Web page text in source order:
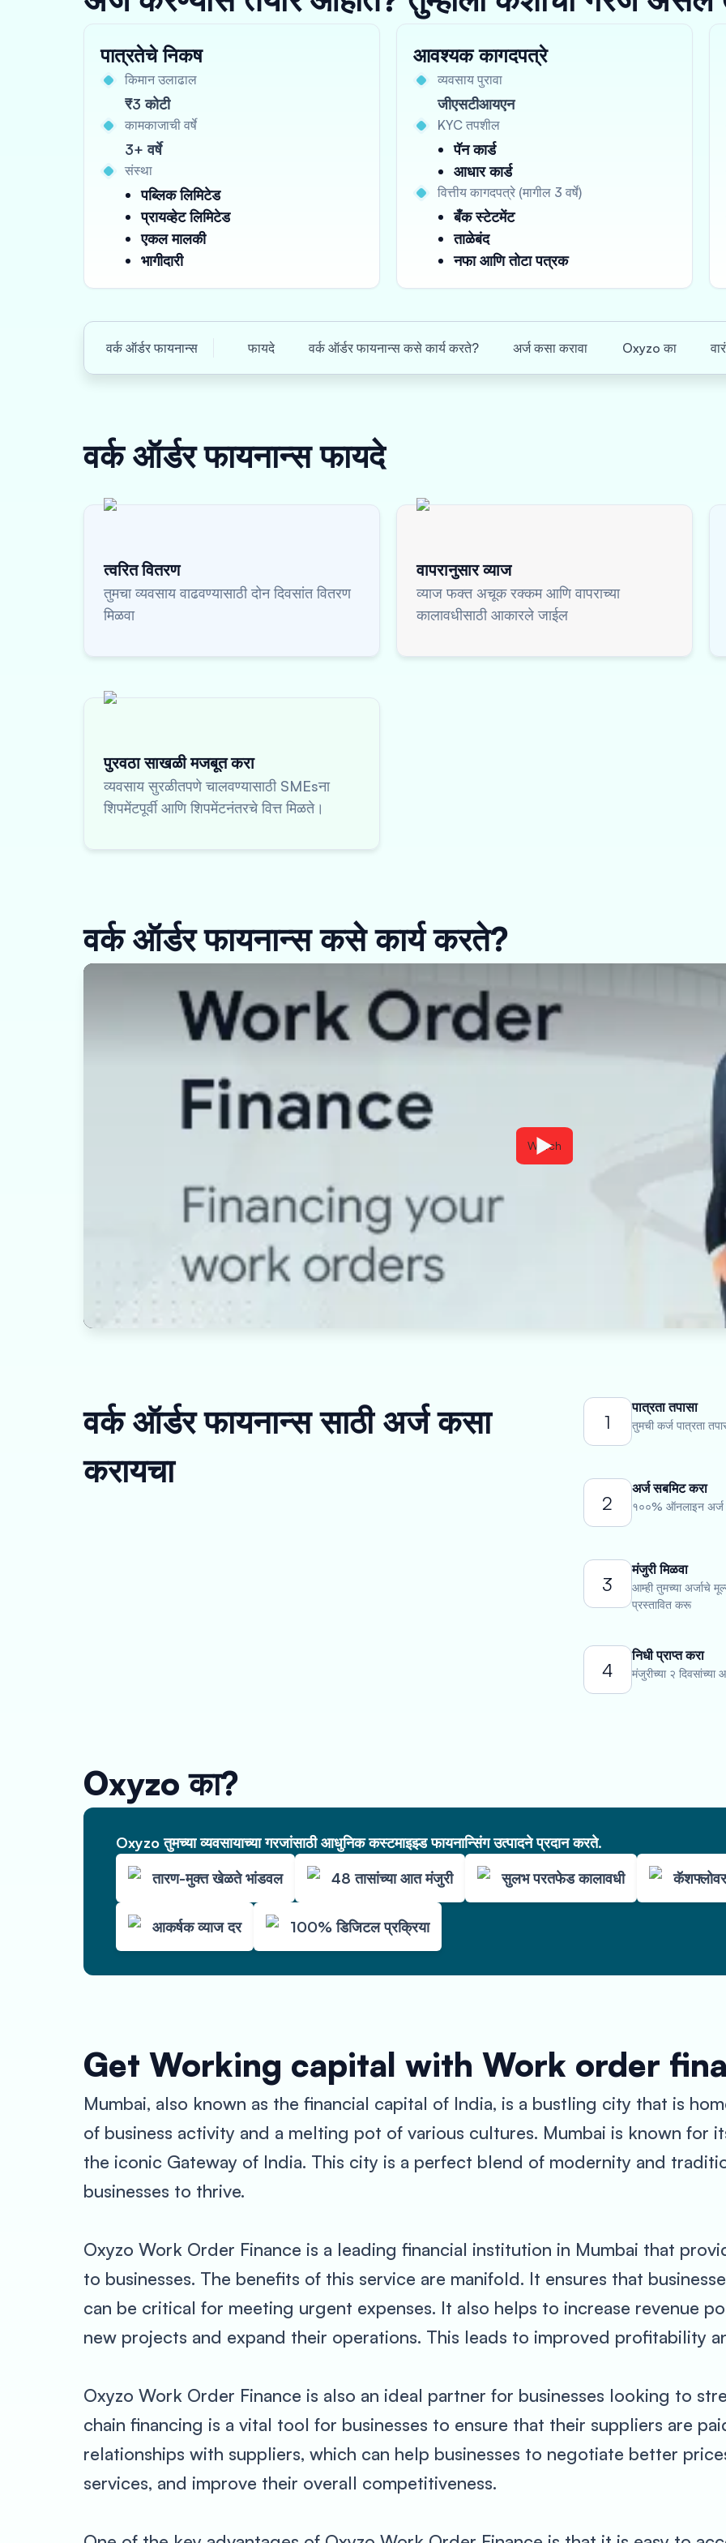
पात्रतेचे निकष
किमान उलाढाल
₹3 कोटी
कामकाजाची वर्षे
3+ वर्षे
संस्था
पब्लिक लिमिटेड
प्रायव्हेट लिमिटेड
एकल मालकी
भागीदारी
आवश्यक कागदपत्रे
व्यवसाय पुरावा
जीएसटीआयएन
KYC तपशील
पॅन कार्ड
आधार कार्ड
वित्तीय कागदपत्रे (मागील 3 वर्षे)
बँक स्टेटमेंट
ताळेबंद
नफा आणि तोटा पत्रक
वर्क ऑर्डर फायनान्स फायदे वर्क ऑर्डर फायनान्स कसे कार्य करते? अर्ज कसा करावा Oxyzo का
वर्क ऑर्डर फायनान्सफायदे
त्वरित वितरण
तुमचा व्यवसाय वाढवण्यासाठी दोन दिवसांत वितरण
मिळवा
वापरानुसार व्याज
व्याज फक्त अचूक रक्कम आणि वापराच्या
कालावधीसाठी आकारले जाईल
पुरवठा साखळी मजबूत करा
व्यवसाय सुरळीतपणे चालवण्यासाठी SMEsना
शिपमेंटपूर्वी आणि शिपमेंटनंतरचे वित्त मिळते।
वर्क ऑर्डर फायनान्स कसे कार्य करते?
Watch
वर्क ऑर्डर फायनान्स साठी अर्ज कसा
करायचा
1
पात्रता तपासा
तुमची कर्ज पात्रता
2
अर्ज सबमिट करा
१००% ऑनलाइन अर्ज
3
मंजुरी मिळवा
आम्ही तुमच्या अर्जाचे
प्रस्तावित करू
4
निधी प्राप्त करा
मंजुरीच्या २ दिवसांच्या
Oxyzo का?
Oxyzo तुमच्या व्यवसायाच्या गरजांसाठी आधुनिक कस्टमाइझ्ड फायनान्सिंग उत्पादने प्रदान करते.
तारण-मुक्त खेळते भांडवल
48 तासांच्या आत मंजुरी सुलभ परतफेड कालावधी
आकर्षक व्याज दर 100% डिजिटल प्रक्रिया
Get Working capital with Work order
Mumbai, also known as the financial capital of India, is a bustling city that is
of business activity and a melting pot of various cultures. Mumbai is known for
the iconic Gateway of India. This city is a perfect blend of modernity and
businesses to thrive.
Oxyzo Work Order Finance is a leading financial institution in Mumbai that
to businesses. The benefits of this service are manifold. It ensures that
can be critical for meeting urgent expenses. It also helps to increase revenue
new projects and expand their operations. This leads to improved profitability
Oxyzo Work Order Finance is also an ideal partner for businesses looking to
chain financing is a vital tool for businesses to ensure that their suppliers are
relationships with suppliers, which can help businesses to negotiate better
services, and improve their overall competitiveness.